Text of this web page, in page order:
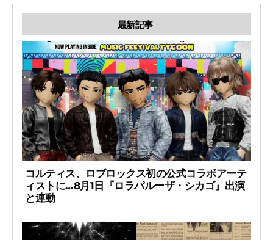
最新記事
コルティス、ロブロックス初の公式コラボアーテ
ィストに…8月1日『ロラパルーザ・シカゴ』出演
と連動